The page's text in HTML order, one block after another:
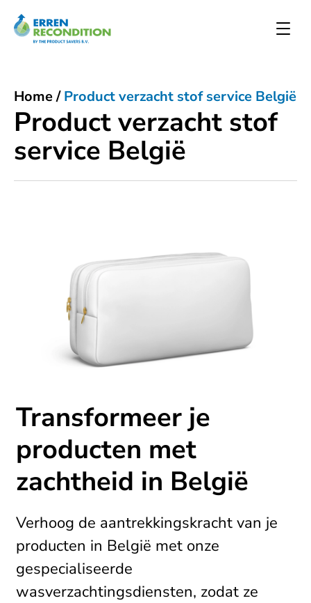
Product verzacht stof
service België
Home/Product verzacht stof service België
Transformeer je
producten met
zachtheid in België
Verhoog de aantrekkingskracht van je
producten in België met onze
gespecialiseerde
wasverzachtingsdiensten, zodat ze